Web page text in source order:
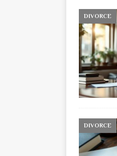
DIVORCE
DIVORCE